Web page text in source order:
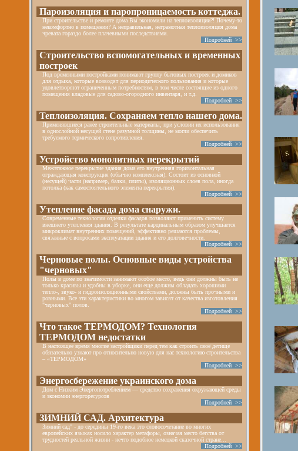
Пароизоляция и паропроницаемость коттеджа.
При строительстве и ремонте дома Вы экономили на теплоизоляции?! Почему-то
некомфортно в помещении? А неправильная, неграмотная теплоизоляция дома
чревата гораздо более плачевными последствиями.
Подробней >>
Строительство вспомогательных и временных
построек
Под временными постройками понимают группу бытовых построек и домиков
для отдыха, которые возводят для периодического пользования и которые
удовлетворяют ограниченным потребностям, в том числе состоящие из одного
помещения кладовые для садово-огородного инвентаря, и т.д.
Подробней >>
Теплоизоляция. Сохраняем тепло нашего дома.
Применявшиеся ранее строительные материалы, при условии их использования
в однослойной несущей стене разумной толщины, не могли обеспечить
требуемого термического сопротивления.
Подробней >>
Устройство монолитных перекрытий
Межэтажное перекрытие здания дома его внутренняя горизонтальная
ограждающая конструкция (обычно комплексная). Состоит из основной
(несущей) части (например, балки, плиты), изоляционных слоев пола, иногда
потолка (как самостоятельного элемента перекрытия).
Подробней >>
Утепление фасада дома снаружи.
Современные технологии отделки фасадов позволяют применить систему
внешнего утепления здания. В результате кардинальным образом улучшается
микроклимат внутренних помещений, эффективно решаются проблемы,
связанные с вопросами эксплуатации здания и его долговечности.
Подробней >>
Черновые полы. Основные виды устройства
"черновых"
Полы в доме по значимости занимают особое место, ведь они должны быть не
только красивы и удобны в уборке, они еще должны обладать хорошими
тепло-, звуко- и гидроизоляционными свойствами, должны быть прочными и
ровными. Все эти характеристики во многом зависят от качества изготовления
"черновых" полов.
Подробней >>
Что такое ТЕРМОДОМ? Технология
ТЕРМОДОМ недостатки
В настоящее время многие застройщики перед тем как строить своё детище
обязательно узнают про относительно новую для нас технологию строительства
– «ТЕРМОДОМ»
Подробней >>
Энергосбережение украинского дома
Дом с Низким Энергопотреблением — средство сохранения окружающей среды
и экономии энергоресурсов
Подробней >>
ЗИМНИЙ САД. Архитектура
Зимний сад" - до середины 19-го века это словосочетание во многих
европейских языках носило характер метафоры, означая место бегства от
трудностей реальной жизни - нечто подобное немецкой сказочной стране...
Подробней >>